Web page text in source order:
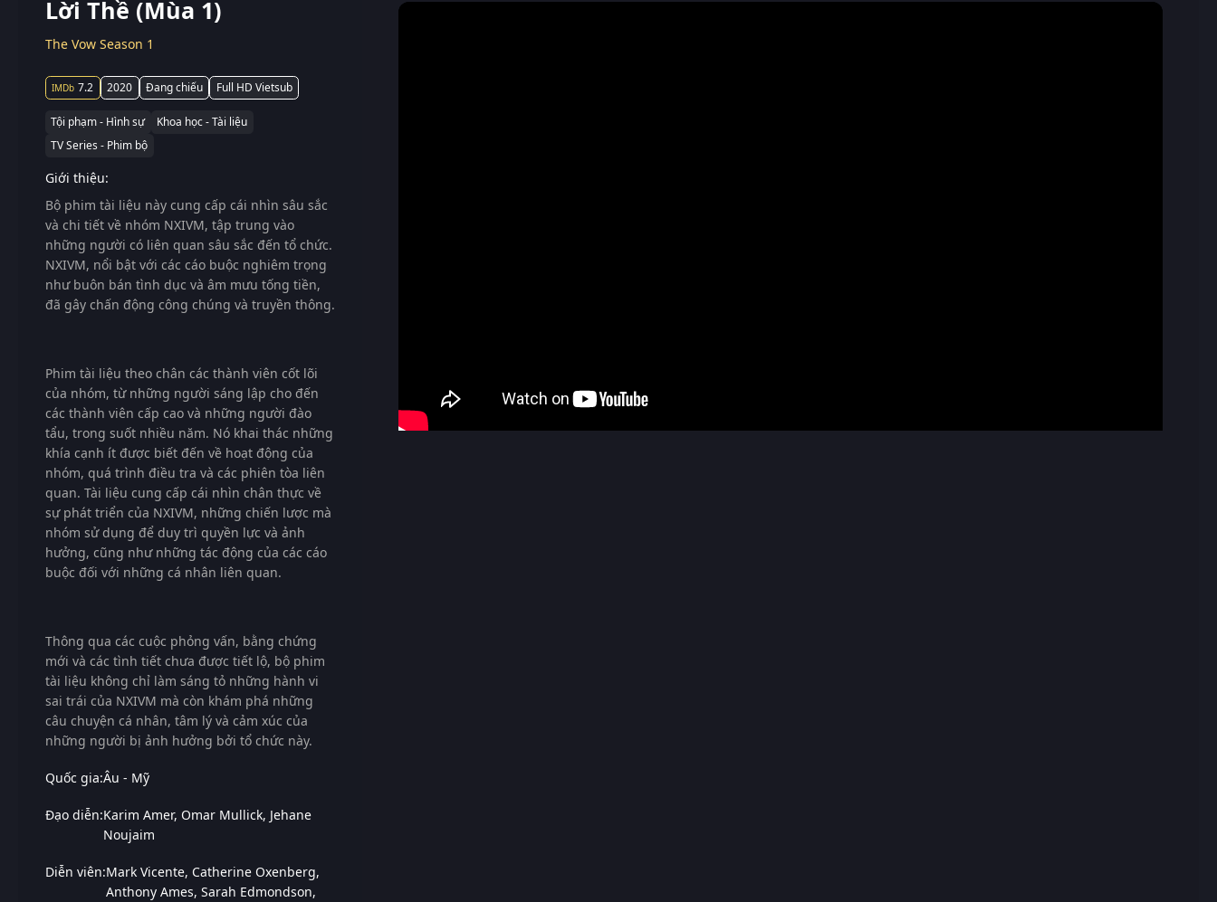
Lời Thề (Mùa 1)
The Vow Season 1
7.2 2020 Đang chiếu Full HD Vietsub
Tội phạm - Hình sự
Khoa học - Tài liệu
TV Series - Phim bộ
Giới thiệu:
Bộ phim tài liệu này cung cấp cái nhìn sâu sắc
và chi tiết về nhóm NXIVM, tập trung vào
những người có liên quan sâu sắc đến tổ chức.
NXIVM, nổi bật với các cáo buộc nghiêm trọng
như buôn bán tình dục và âm mưu tống tiền,
đã gây chấn động công chúng và truyền thông.
Phim tài liệu theo chân các thành viên cốt lõi
của nhóm, từ những người sáng lập cho đến
các thành viên cấp cao và những người đào
tẩu, trong suốt nhiều năm. Nó khai thác những
khía cạnh ít được biết đến về hoạt động của
nhóm, quá trình điều tra và các phiên tòa liên
quan. Tài liệu cung cấp cái nhìn chân thực về
sự phát triển của NXIVM, những chiến lược mà
nhóm sử dụng để duy trì quyền lực và ảnh
hưởng, cũng như những tác động của các cáo
buộc đối với những cá nhân liên quan.
Thông qua các cuộc phỏng vấn, bằng chứng
mới và các tình tiết chưa được tiết lộ, bộ phim
tài liệu không chỉ làm sáng tỏ những hành vi
sai trái của NXIVM mà còn khám phá những
câu chuyện cá nhân, tâm lý và cảm xúc của
những người bị ảnh hưởng bởi tổ chức này.
Quốc gia:Âu - Mỹ
Đạo diễn:Karim Amer Omar Mullick Jehane
Noujaim
Diễn viên:Mark Vicente Catherine Oxenberg
Anthony Ames Sarah Edmondson